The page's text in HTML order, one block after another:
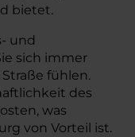
bietet.
und
sich immer
fühlen.
des
was
von Vorteil ist.